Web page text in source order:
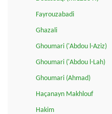
Fayrouzabadi
Ghazali
Ghoumari ('Abdou l-Aziz)
Ghoumari ('Abdou l-Lah)
Ghoumari (Ahmad)
Haçanayn Makhlouf
Hakim